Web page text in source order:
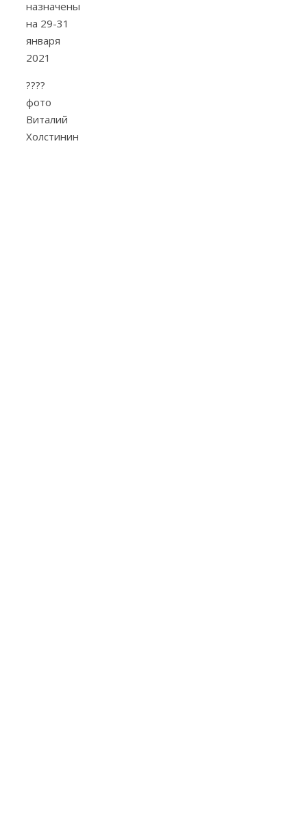
назначены
на 29-31
января
2021
????
фото
Виталий
Холстинин